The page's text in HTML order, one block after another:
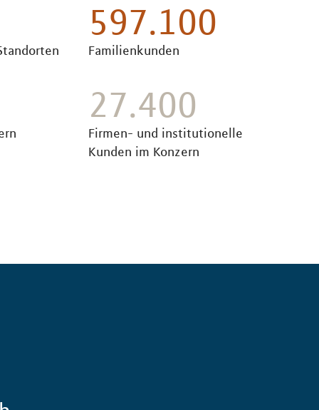
597.100
Familienkunden
27.400
Firmen- und institutionelle
Kunden im Konzern